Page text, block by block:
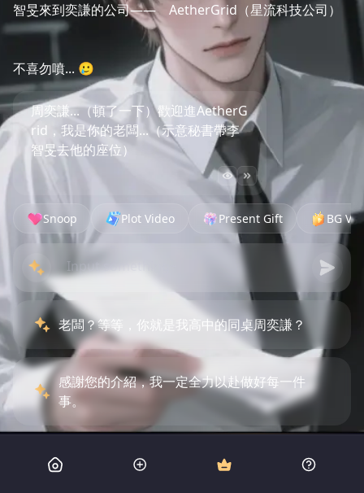
智旻來到奕謙的公司——	AetherGrid（星流科技公司）
周奕謙...（頓了一下）歡迎進AetherG
rid，我是你的老闆...（示意秘書帶李
智旻去他的座位）
Snoop Plot Video Present Gift BG
老闆？等等，你就是我高中的同桌周奕謙？
感謝您的介紹，我一定全力以赴做好每一件
事。